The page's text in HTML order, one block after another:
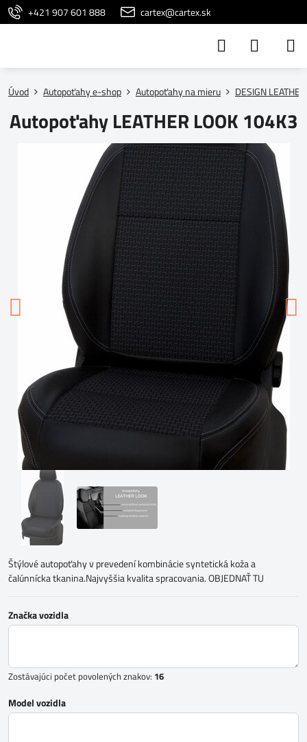
+421 907 601 888 cartex@cartex.sk
Úvod Autopoťahy e-shop Autopoťahy na mieru DESIGN
Autopoťahy LEATHER LOOK 104K3
Štýlové autopoťahy v prevedení kombinácie syntetická koža a
čalúnnícka tkanina.Najvyššia kvalita spracovania. OBJEDNAŤ TU
Značka vozidla
Zostávajúci počet povolených znakov: 16
Model vozidla